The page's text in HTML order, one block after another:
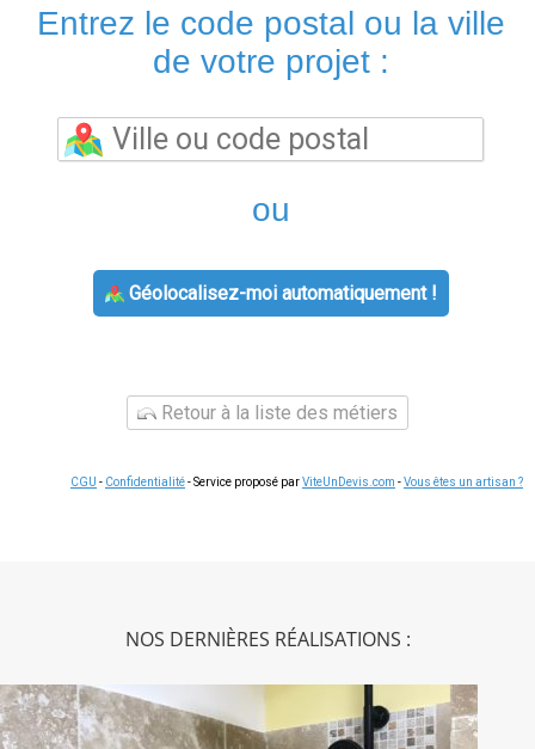
Entrez le code postal ou la ville
de votre projet :
ou
Géolocalisez-moi automatiquement !
Retour à la liste des métiers
CGU - Confidentialité- Service proposé parViteUnDevis.com -Vous êtes un artisan ?
NOS DERNIÈRES RÉALISATIONS :